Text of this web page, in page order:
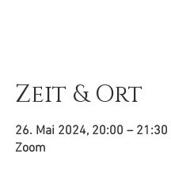
Zeit & Ort
26. Mai 2024, 20:00 – 21:30
Zoom